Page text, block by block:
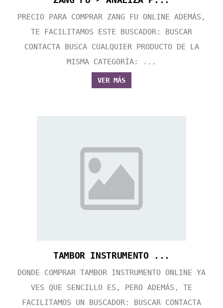
PRECIO PARA COMPRAR ZANG FU ONLINE ADEMÁS,
TE FACILITAMOS ESTE BUSCADOR: BUSCAR
CONTACTA BUSCA CUALQUIER PRODUCTO DE LA
MISMA CATEGORÍA: ...
VER MÁS
TAMBOR INSTRUMENTO ...
DONDE COMPRAR TAMBOR INSTRUMENTO ONLINE YA
VES QUE SENCILLO ES, PERO ADEMÁS, TE
FACILITAMOS UN BUSCADOR: BUSCAR CONTACTA